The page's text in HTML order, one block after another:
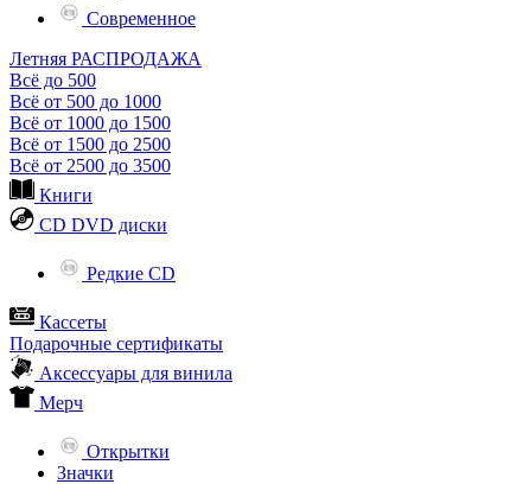
Современное
Летняя РАСПРОДАЖА
Всё до 500
Всё от 500 до 1000
Всё от 1000 до 1500
Всё от 1500 до 2500
Всё от 2500 до 3500
Книги
CD DVD диски
Редкие CD
Кассеты
Подарочные сертификаты
Аксессуары для винила
Мерч
Открытки
Значки